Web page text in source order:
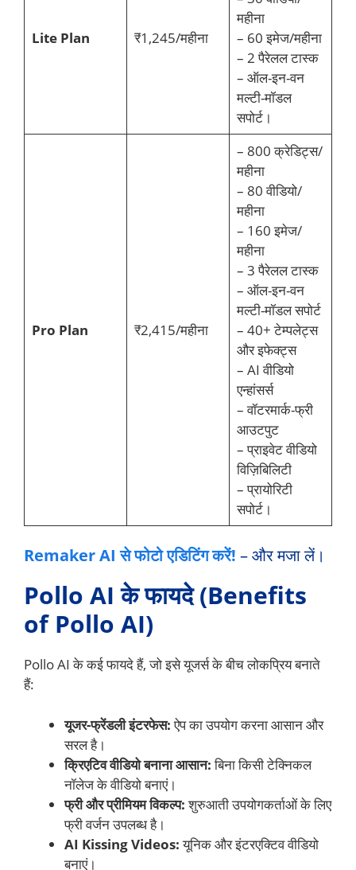
Lite Plan ₹1,245/महीना
महीना
– 60 इमेज/महीना
– 2 पैरेलल टास्क
– ऑल-इन-वन
मल्टी-मॉडल
सपोर्ट।
Pro Plan ₹2,415/महीना
– 800 क्रेडिट्स/
महीना
– 80 वीडियो/
महीना
– 160 इमेज/
महीना
– 3 पैरेलल टास्क
– ऑल-इन-वन
मल्टी-मॉडल सपोर्ट
– 40+ टेम्पलेट्स
और इफेक्ट्स
– AI वीडियो
एन्हांसर्स
– वॉटरमार्क-फ्री
आउटपुट
– प्राइवेट वीडियो
विज़िबिलिटी
– प्रायोरिटी
सपोर्ट।
Remaker AI से फोटो एडिटिंग करें! – और मजा लें।
Pollo AI के फायदे (Benefits
of Pollo AI)
Pollo AI के कई फायदे हैं, जो इसे यूजर्स के बीच लोकप्रिय बनाते
हैं:
यूजर-फ्रेंडली इंटरफेस:ऐप का उपयोग करना आसान और
सरल है।
क्रिएटिव वीडियो बनाना आसान:बिना किसी टेक्निकल
नॉलेज के वीडियो बनाएं।
फ्री और प्रीमियम विकल्प:शुरुआती उपयोगकर्ताओं के लिए
फ्री वर्जन उपलब्ध है।
AI Kissing Videos:यूनिक और इंटरएक्टिव वीडियो
बनाएं।